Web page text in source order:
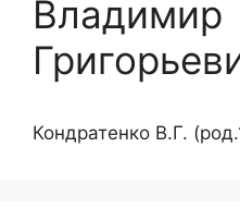
Владимир
Кондратенко В.Г.